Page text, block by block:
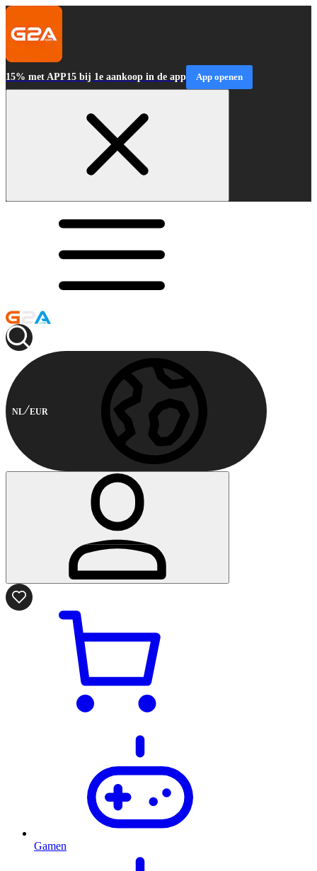
15% met APP15 bij 1e aankoop in de app App openen
NL EUR
Gamen